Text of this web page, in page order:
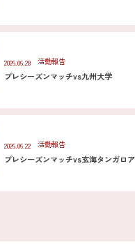
2026.06.28 活動報告
プレシーズンマッチvs九州大学
2026.06.22 活動報告
プレシーズンマッチvs玄海タンガロア